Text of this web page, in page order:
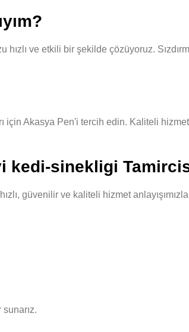
hızlı ve etkili bir şekilde çözüyoruz.
için Akasya Pen'i tercih edin. Kaliteli
kedi-sinekligi
güvenilir ve kaliteli hizmet